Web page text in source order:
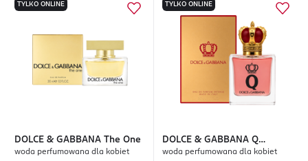
TYLKO ONLINE
DOLCE & GABBANA The One
woda perfumowana dla kobiet
TYLKO ONLINE
DOLCE & GABBANA Q
Intense
woda perfumowana dla kobiet